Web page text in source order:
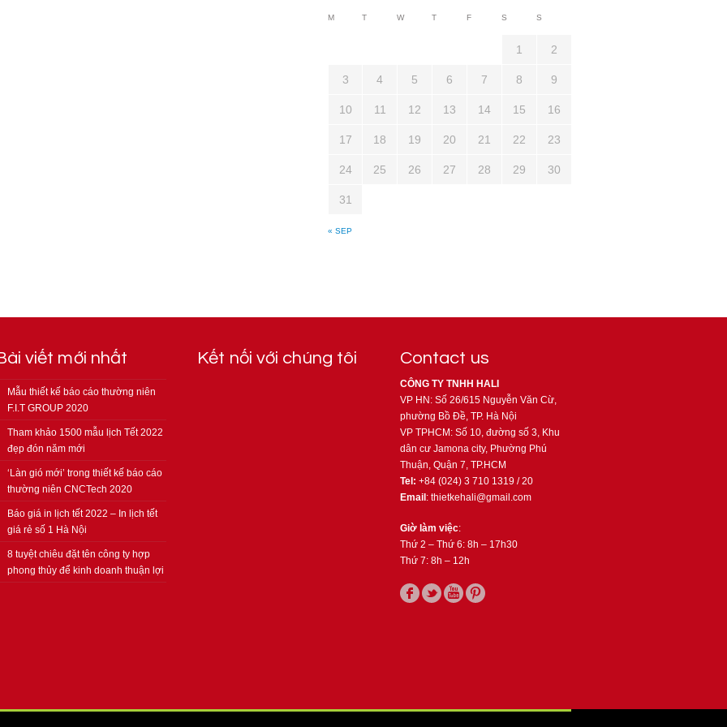
M T W T F S S
« SEP
1 2
3 4 5 6 7 8 9
10 11 12 13 14 15 16
17 18 19 20 21 22 23
24 25 26 27 28 29 30
31
viết mới nhất
Mẫu thiết kế báo cáo thường niên
F.I.T GROUP 2020
Tham khảo 1500 mẫu lịch Tết 2022
đẹp đón năm mới
‘Làn gió mới’ trong thiết kế báo cáo
thường niên CNCTech 2020
Báo giá in lịch tết 2022 – In lịch tết
giá rẻ số 1 Hà Nội
8 tuyệt chiêu đặt tên công ty hợp
phong thủy để kinh doanh thuận lợi
Kết nối với chúng tôi Contact us
CÔNG TY TNHH HALI
VP HN: Số 26/615 Nguyễn Văn Cừ,
phường Bồ Đề, TP. Hà Nội
VP TPHCM: Số 10, đường số 3, Khu
dân cư Jamona city, Phường Phú
Thuận, Quận 7, TP.HCM
Tel: +84 (024) 3 710 1319 / 20
Email : thietkehali@gmail.com
Giờ làm việc:
Thứ 2 – Thứ 6: 8h – 17h30
Thứ 7: 8h – 12h